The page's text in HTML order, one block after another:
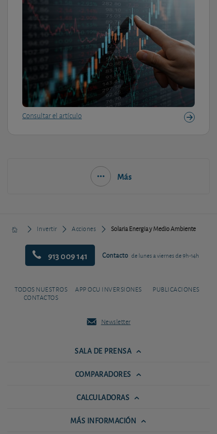
Consultar el artículo
Más
Invertir Acciones Solaria Energia y Medio Ambiente
913 009 141 Contacto de lunes a viernes de 9h-14h
TODOS NUESTROS
CONTACTOS
APP OCU INVERSIONES PUBLICACIONES
Newsletter
SALA DE PRENSA
COMPARADORES
CALCULADORAS
MÁS INFORMACIÓN